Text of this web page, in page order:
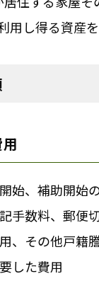
用し得る資産
始、補助開始
手数料、郵便
、その他戸籍
した費用